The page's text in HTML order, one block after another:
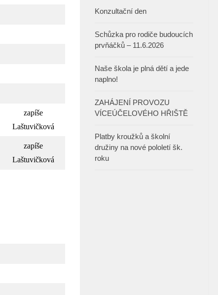
zapíše
Laštuvičková
zapíše
Laštuvičková
Konzultační den
Schůzka pro rodiče budoucích
prvňáčků – 11.6.2026
Naše škola je plná dětí a jede
naplno!
ZAHÁJENÍ PROVOZU
VÍCEÚČELOVÉHO HŘIŠTĚ
Platby kroužků a školní
družiny na nové pololetí šk.
roku